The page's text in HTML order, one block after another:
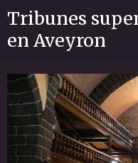
Tribunes
en Aveyron